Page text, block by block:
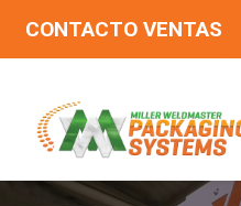
CONTACTO VENTAS